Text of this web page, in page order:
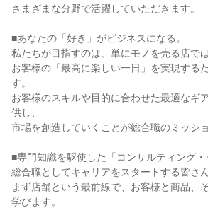
さまざまな分野で活躍していただきます。
■あなたの「好き」がビジネスになる。
私たちが目指すのは、単にモノを売る店で
お客様の「最高に楽しい一日」を実現する
す。
お客様のスキルや目的に合わせた最適なギ
供し、
市場を創造していくことが総合職のミッショ
■専門知識を駆使した「コンサルティング・
総合職としてキャリアをスタートする皆さん
まず店舗という最前線で、お客様と商品、
学びます。